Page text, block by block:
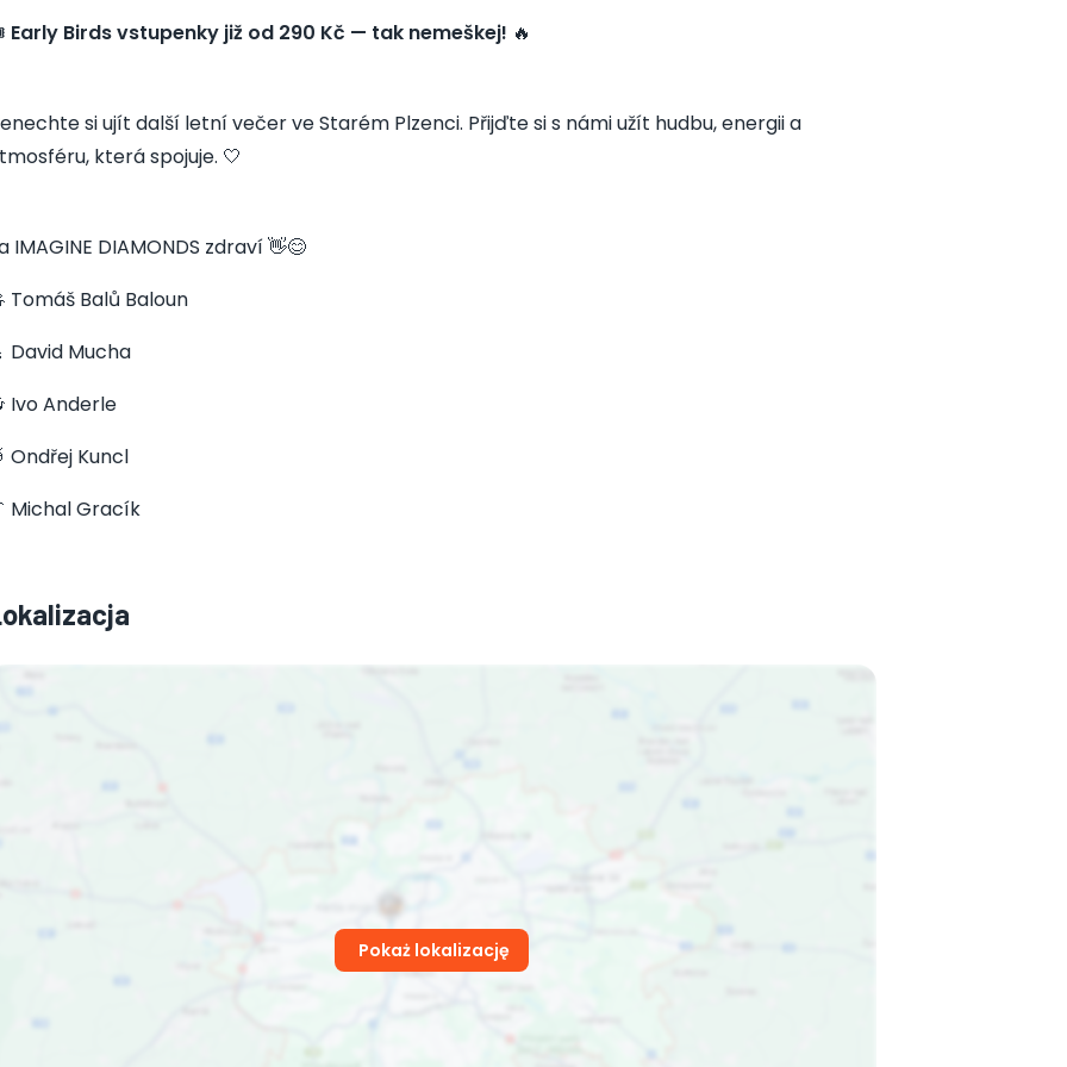
Early Birds vstupenky již od 290 Kč — tak nemeškej! 🔥
si ujít další letní večer ve Starém Plzenci. Přijďte si s námi užít hudbu, energii a
která spojuje. 🤍
IMAGINE DIAMONDS zdraví 👋😊
Tomáš Balů Baloun
David Mucha
Ivo Anderle
Ondřej Kuncl
Michal Gracík
Pokaż lokalizację